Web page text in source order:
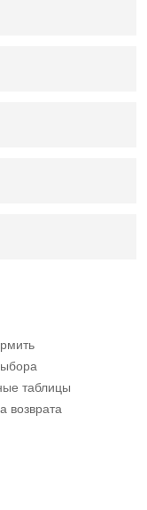
таблицы
возврата